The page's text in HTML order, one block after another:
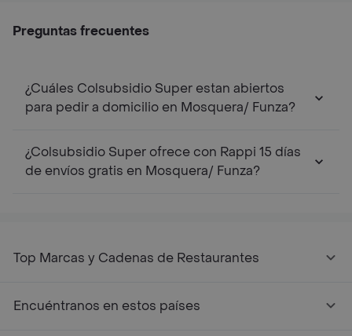
Preguntas frecuentes
¿Cuáles Colsubsidio Super estan abiertos
para pedir a domicilio en Mosquera/ Funza?
¿Colsubsidio Super ofrece con Rappi 15 días
de envíos gratis en Mosquera/ Funza?
Top Marcas y Cadenas de Restaurantes
Encuéntranos en estos países